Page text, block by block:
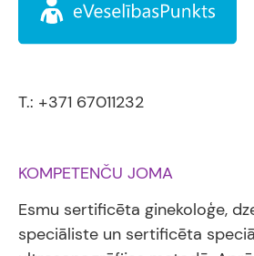
T.: +371 67011232
KOMPETENČU JOMA
Esmu sertificēta ginekoloģe,
speciāliste un sertificēta